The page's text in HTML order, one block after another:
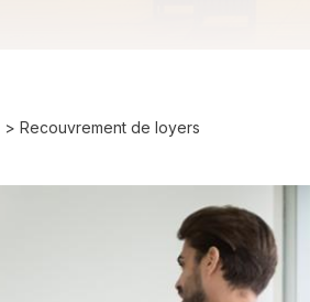
> Recouvrement de loyers